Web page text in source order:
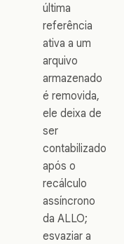
última
referência
ativa a um
arquivo
armazenado
é removida,
ele deixa de
ser
contabilizado
após o
recálculo
assíncrono
da ALLO;
esvaziar a